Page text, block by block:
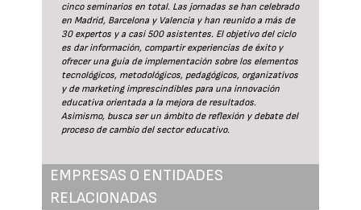
cinco seminarios en total. Las jornadas se han celebrado
en Madrid, Barcelona y Valencia y han reunido a más de
30 expertos y a casi 500 asistentes. El objetivo del ciclo
es dar información, compartir experiencias de éxito y
ofrecer una guía de implementación sobre los elementos
tecnológicos, metodológicos, pedagógicos, organizativos
y de marketing imprescindibles para una innovación
educativa orientada a la mejora de resultados.
Asimismo, busca ser un ámbito de reflexión y debate del
proceso de cambio del sector educativo.
EMPRESAS O ENTIDADES
RELACIONADAS